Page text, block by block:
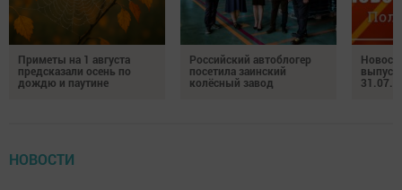
Приметы на 1 августа
предсказали осень по
дождю и паутине
Российский автоблогер
посетила заинский
колёсный завод
НОВОСТИ